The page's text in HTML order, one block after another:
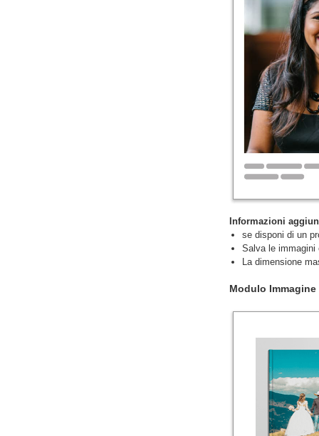
Informazioni
se disponi di un
Salva le immagini
La dimensione
Modulo